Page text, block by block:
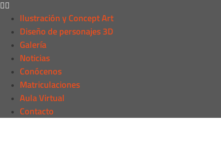
Ilustración y Concept Art
Diseño de personajes 3D
Galería
Noticias
Conócenos
Matriculaciones
Aula Virtual
Contacto